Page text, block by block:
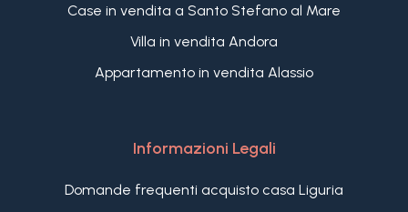
Case in vendita a Santo Stefano al Mare
Villa in vendita Andora
Appartamento in vendita Alassio
Informazioni Legali
Domande frequenti acquisto casa Liguria